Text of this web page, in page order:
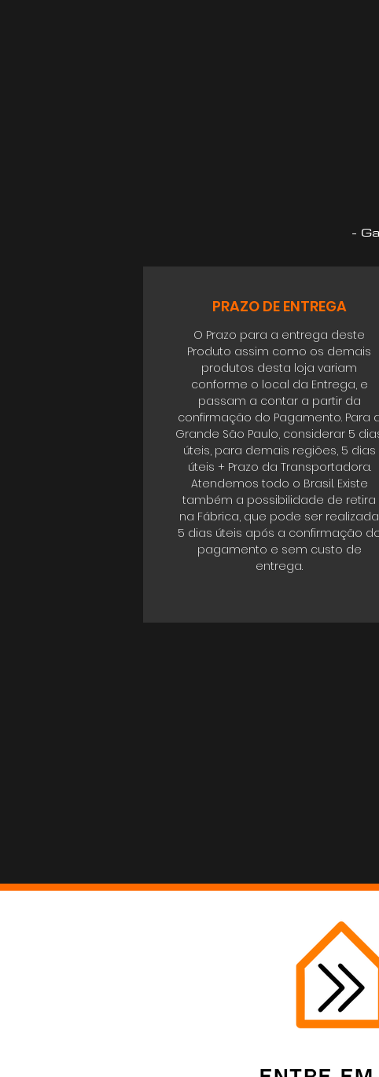
-
PRAZO DE ENTREGA
O Prazo para a entrega deste
Produto assim como os demais
produtos desta loja variam
conforme o local da Entrega, e
passam a contar a partir da
confirmação do Pagamento. Para
Grande São Paulo, considerar 5
úteis, para demais regiões, 5 dias
úteis + Prazo da Transportadora.
Atendemos todo o Brasil. Existe
também a possibilidade de retira
na Fábrica, que pode ser realizada
5 dias úteis após a confirmação
pagamento e sem custo de
entrega.